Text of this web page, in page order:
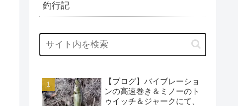
釣行記
【ブログ】バイブレーショ
ンの高速巻き＆ミノーのト
ゥイッチ＆ジャークにて、